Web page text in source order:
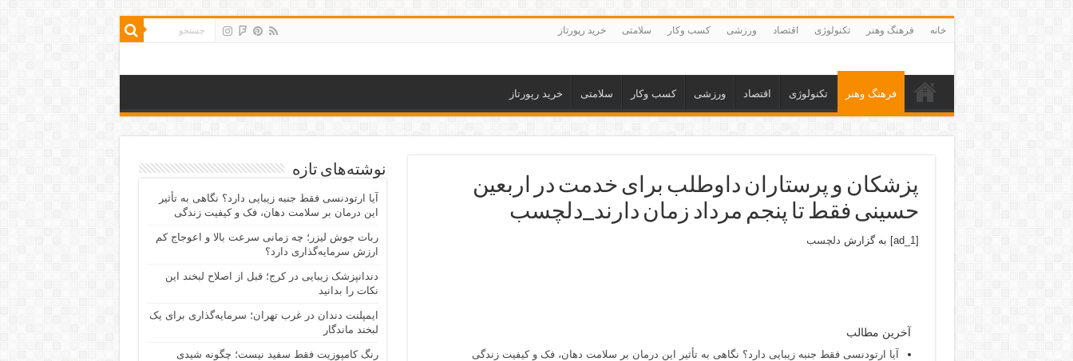
خانه فرهنگ وهنر تکنولوژی اقتصاد ورزشی کسب وکار سلامتی خرید رپورتاز
فرهنگ وهنر تکنولوژی اقتصاد ورزشی کسب وکار سلامتی خرید رپورتاز
پزشکان و پرستاران داوطلب برای خدمت در اربعین
حسینی فقط تا پنجم مرداد زمان دارند_دلچسب
[ad_1] به گزارش دلچسب
آخرین مطالب
آیا ارتودنسی فقط جنبه زیبایی دارد؟ نگاهی به تأثیر این درمان بر سلامت دهان، فک و کیفیت زندگی
نوشته‌های تازه
آیا ارتودنسی فقط جنبه زیبایی دارد؟ نگاهی به تأثیر
این درمان بر سلامت دهان، فک و کیفیت زندگی
ربات جوش لیزر؛ چه زمانی سرعت بالا و اعوجاج کم
ارزش سرمایه‌گذاری دارد؟
دندانپزشک زیبایی در کرج؛ قبل از اصلاح لبخند این
نکات را بدانید
ایمپلنت دندان در غرب تهران؛ سرمایه‌گذاری برای یک
لبخند ماندگار
رنگ کامپوزیت فقط سفید نیست؛ چگونه شیدی